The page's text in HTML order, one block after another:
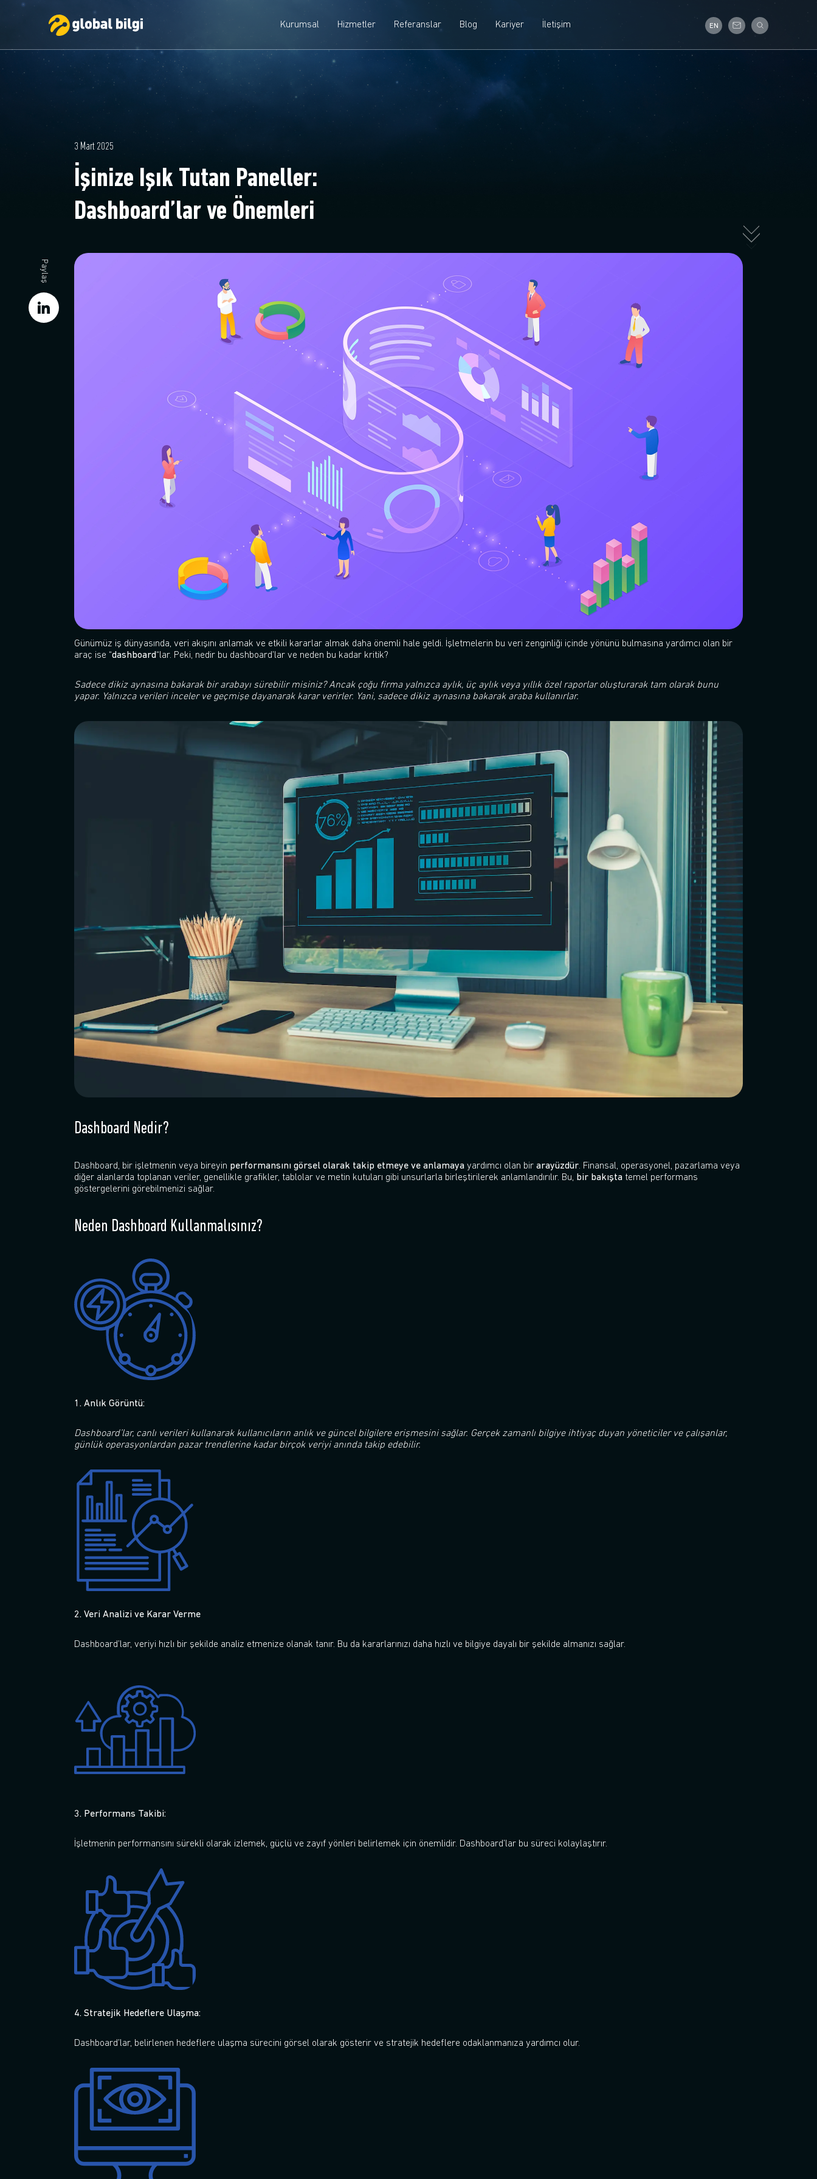
Kurumsal Hizmetler Referanslar Blog Kariyer İletişim EN
3 Mart 2025
İşinize Işık Tutan Paneller:
Dashboard’lar ve Önemleri
Paylaş
Günümüz iş dünyasında, veri akışını anlamak ve etkili kararlar almak daha önemli hale geldi. İşletmelerin bu veri zenginliği içinde yönünü bulmasına yardımcı olan bir
araç ise “dashboard“lar. Peki, nedir bu dashboard’lar ve neden bu kadar kritik?
Sadece dikiz aynasına bakarak bir arabayı sürebilir misiniz? Ancak çoğu firma yalnızca aylık, üç aylık veya yıllık özel raporlar oluşturarak tam olarak bunu
yapar. Yalnızca verileri inceler ve geçmişe dayanarak karar verirler. Yani, sadece dikiz aynasına bakarak araba kullanırlar.
Dashboard Nedir?
Dashboard, bir işletmenin veya bireyin performansını görsel olarak takip etmeye ve anlamaya yardımcı olan bir arayüzdür. Finansal, operasyonel, pazarlama veya
diğer alanlarda toplanan veriler, genellikle grafikler, tablolar ve metin kutuları gibi unsurlarla birleştirilerek anlamlandırılır. Bu, bir bakışta temel performans
göstergelerini görebilmenizi sağlar.
Neden Dashboard Kullanmalısınız?
1. Anlık Görüntü:
Dashboard’lar, canlı verileri kullanarak kullanıcıların anlık ve güncel bilgilere erişmesini sağlar. Gerçek zamanlı bilgiye ihtiyaç duyan yöneticiler ve çalışanlar,
günlük operasyonlardan pazar trendlerine kadar birçok veriyi anında takip edebilir.
2. Veri Analizi ve Karar Verme
Dashboard’lar, veriyi hızlı bir şekilde analiz etmenize olanak tanır. Bu da kararlarınızı daha hızlı ve bilgiye dayalı bir şekilde almanızı sağlar.
3. Performans Takibi:
İşletmenin performansını sürekli olarak izlemek, güçlü ve zayıf yönleri belirlemek için önemlidir. Dashboard’lar bu süreci kolaylaştırır.
4. Stratejik Hedeflere Ulaşma:
Dashboard’lar, belirlenen hedeflere ulaşma sürecini görsel olarak gösterir ve stratejik hedeflere odaklanmanıza yardımcı olur.